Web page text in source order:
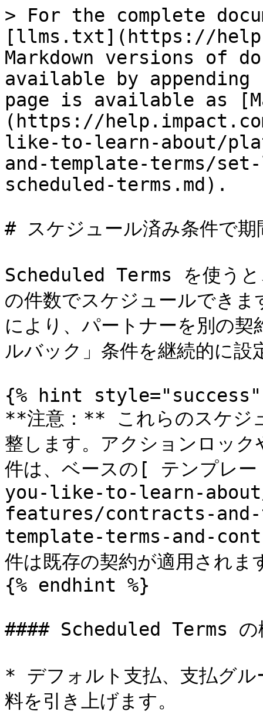
> For the complete
[llms.txt](https://
Markdown versions of
available by
page is available as
(https://
like-to-learn-about/
and-template-terms/
scheduled-terms.md).
# スケジュール済み条件で期
Scheduled Terms を使うと
の件数でスケジュールでき
により、パートナーを別の
ルバック」条件を継続的に
{% hint style="success"
**注意：** これらのスケジ
整します。アクションロッ
件は、ベースの[ テンプ
you-like-to-learn-
features/contracts-
template-terms-and-
件は既存の契約が適用されま
{% endhint %}
#### Scheduled Terms の
* デフォルト支払、支払グル
料を引き上げます。